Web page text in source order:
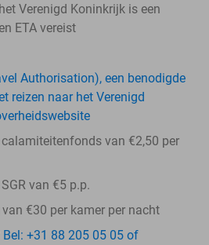
Verenigd Koninkrijk is een
ETA vereist
Authorisation), een benodigde
reizen naar het Verenigd
van €2,50 per
van €5 p.p.
€30 per kamer per nacht
+31 88 205 05 05 of